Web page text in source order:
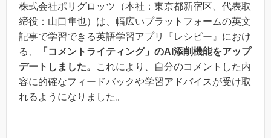
株式会社ポリグロッツ（本社：東京都新宿区、代表取
締役：山口隼也）は、幅広いプラットフォームの英文
記事で学習できる英語学習アプリ『レシピー』におけ
る、
「コメントライティング」のAI添削機能をアップ
デートしました。
これにより、自分のコメントした内
容に的確なフィードバックや学習アドバイスが受け取
れるようになりました。